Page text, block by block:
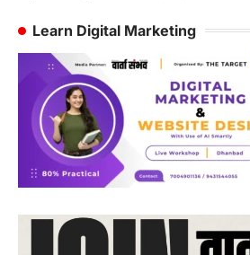
Learn Digital Marketing